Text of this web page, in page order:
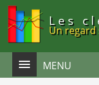
Les
Un regard
MENU
Panneau de gestion